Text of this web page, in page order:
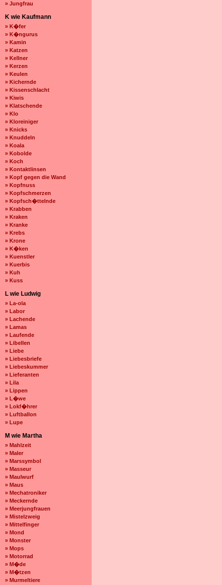
» Jungfrau
K wie Kaufmann
» K�fer
» K�ngurus
» Kamin
» Katzen
» Kellner
» Kerzen
» Keulen
» Kichernde
» Kissenschlacht
» Kiwis
» Klatschende
» Klo
» Kloreiniger
» Knicks
» Knuddeln
» Koala
» Kobolde
» Koch
» Kontaktlinsen
» Kopf gegen die Wand
» Kopfnuss
» Kopfschmerzen
» Kopfsch�ttelnde
» Krabben
» Kraken
» Kranke
» Krebs
» Krone
» K�ken
» Kuenstler
» Kuerbis
» Kuh
» Kuss
L wie Ludwig
» La-ola
» Labor
» Lachende
» Lamas
» Laufende
» Libellen
» Liebe
» Liebesbriefe
» Liebeskummer
» Lieferanten
» Lila
» Lippen
» L�we
» Lokf�hrer
» Luftballon
» Lupe
M wie Martha
» Mahlzeit
» Maler
» Marssymbol
» Masseur
» Maulwurf
» Maus
» Mechatroniker
» Meckernde
» Meerjungfrauen
» Mistelzweig
» Mittelfinger
» Mond
» Monster
» Mops
» Motorrad
» M�de
» M�tzen
» Murmeltiere